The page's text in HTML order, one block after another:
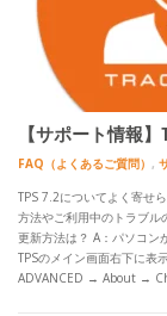
【サポート情報
FAQ（よくあるご質問） ,
TPS 7.2についてよく寄せ
方法やご利用中のトラブル
更新方法は？ A：パソコン
TPSのメイン画面右下に表
ADVANCED → About →